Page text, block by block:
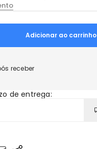
Adicionar ao carrinho
receber
de entrega: